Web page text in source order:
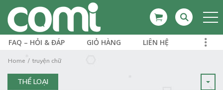
FAQ – HỎI & ĐÁP GIỎ HÀNG LIÊN HỆ
Home truyện chữ
THỂ LOẠI